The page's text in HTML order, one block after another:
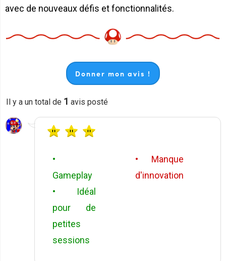
avec de nouveaux défis et fonctionnalités.
Donner mon avis !
Il y a un total de 1 avis posté
•
Gameplay
• Idéal
pour de
petites
sessions
• Manque
d'innovation